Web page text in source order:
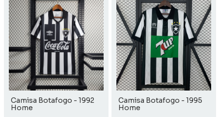
Camisa Botafogo - 1992
Home
Camisa Botafogo - 1995
Home